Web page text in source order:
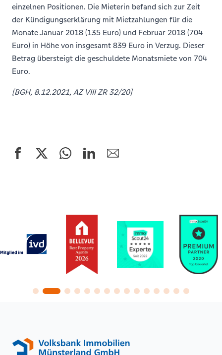
einzelnen Positionen. Die Mieterin befand sich zur Zeit
der Kündigungserklärung mit Mietzahlungen für die
Monate Januar 2018 (135 Euro) und Februar 2018 (704
Euro) in Höhe von insgesamt 839 Euro in Verzug. Dieser
Betrag übersteigt die geschuldete Monatsmiete von 704
Euro.
[BGH, 8.12.2021, AZ VIII ZR 32/20]